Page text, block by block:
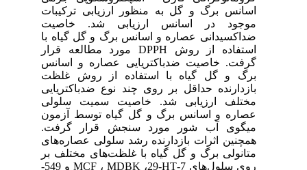
اسانس برگ و گل به منظور ارزیابی ترکیبات
موجود در اسانس ارزیابی شد. خاصیت
ضداکسیدانی عصاره و اسانس برگ و گل گیاه با
استفاده از روش DPPH مورد مطالعه قرار
گرفت. خاصیت ضدباکتریایی عصاره و اسانس
برگ و گل گیاه با استفاده از روش غلظت
بازدارنده حداقل بر روی چند نوع ضدباکتریایی
مختلف ارزیابی شد. خاصیت سمیت سلولی
عصاره و اسانس برگ و گل گیاه توسط آزمون
میگوی آب شور مورد سنجش قرار گرفت.
همچنین اثرات بازدارنده رشد سلولی عصاره‌های
متانولی برگ و گل گیاه با غلظت‌های مختلف بر
روی سلول‌های 7-MCF ، MDBK ،29-HT و 549-